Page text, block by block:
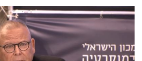
ומחקרים
דעות
רכילות